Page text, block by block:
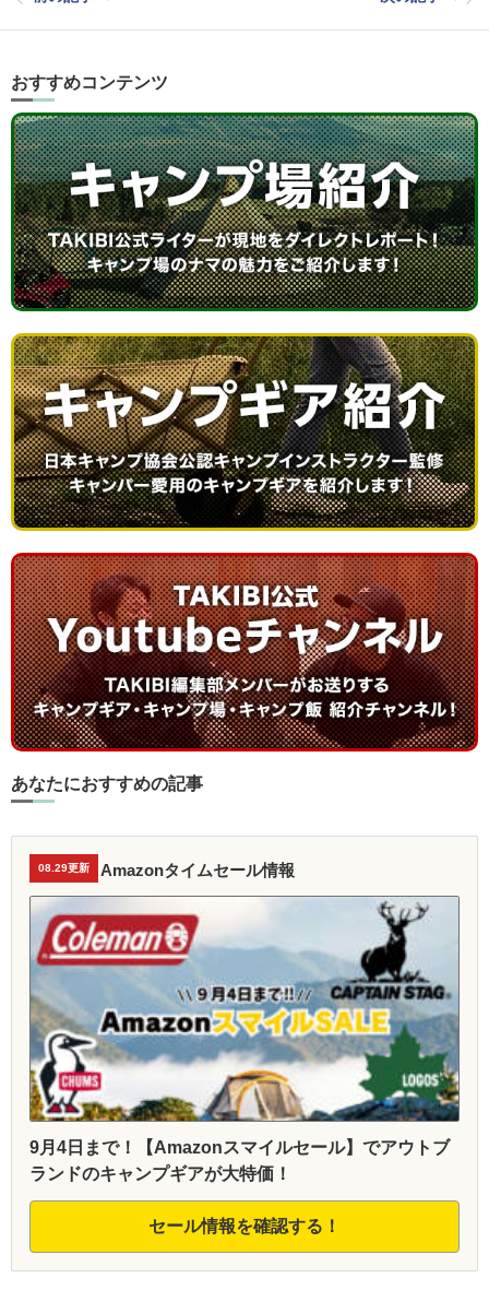
おすすめコンテンツ
あなたにおすすめの記事
08.29更新 Amazonタイムセール情報
9月4日まで！【Amazonスマイルセール】でアウトブ
ランドのキャンプギアが大特価！
セール情報を確認する！